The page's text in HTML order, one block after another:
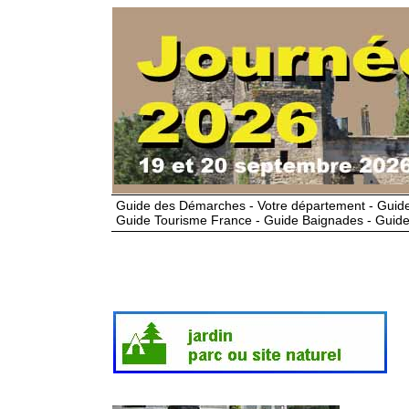
Guide des Démarches - Votre département -
Guide Tourisme France - Guide Baignades -